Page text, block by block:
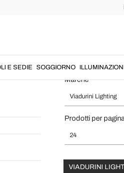
E SEDIE SOGGIORNO
Esterno Design
Marche
Viadurini Lighting
Prodotti per pagina
24
VIADURINI